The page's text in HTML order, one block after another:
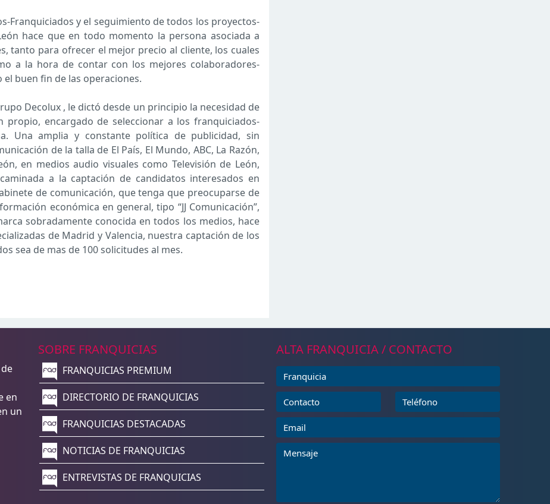
Franquiciados y el seguimiento de todos los proyectos-
hace que en todo momento la persona asociada a
tanto para ofrecer el mejor precio al cliente, los cuales
a la hora de contar con los mejores colaboradores-
buen fin de las operaciones.
Decolux , le dictó desde un principio la necesidad de
encargado de seleccionar a los franquiciados-
Una amplia y constante política de publicidad, sin
de la talla de El País, El Mundo, ABC, La Razón,
en medios audio visuales como Televisión de León,
a la captación de candidatos interesados en
de comunicación, que tenga que preocuparse de
económica en general, tipo “JJ Comunicación”,
sobradamente conocida en todos los medios, hace
de Madrid y Valencia, nuestra captación de los
sea de mas de 100 solicitudes al mes.
en
un
SOBRE FRANQUICIAS
FRANQUICIAS PREMIUM
DIRECTORIO DE FRANQUICIAS
FRANQUICIAS DESTACADAS
NOTICIAS DE FRANQUICIAS
ENTREVISTAS DE FRANQUICIAS
ALTA FRANQUICIA / CONTACTO